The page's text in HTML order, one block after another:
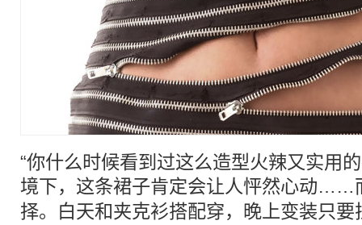
“你什么时候看到过这么造型火辣又实用
境下，这条裙子肯定会让人怦然心动……
择。白天和夹克衫搭配穿，晚上变装只要